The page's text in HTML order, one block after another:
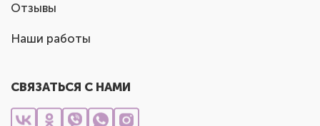
Отзывы
Наши работы
СВЯЗАТЬСЯ С НАМИ